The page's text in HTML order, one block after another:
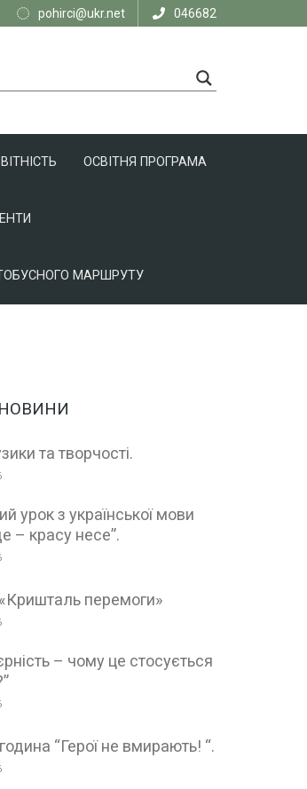
pohirci@ukr.net 046682
ОСВІТНЯ ПРОГРАМА
МАРШРУТУ
та творчості.
урок з української мови
– красу несе”.
перемоги»
– чому це стосується
“Герої не вмирають! “.